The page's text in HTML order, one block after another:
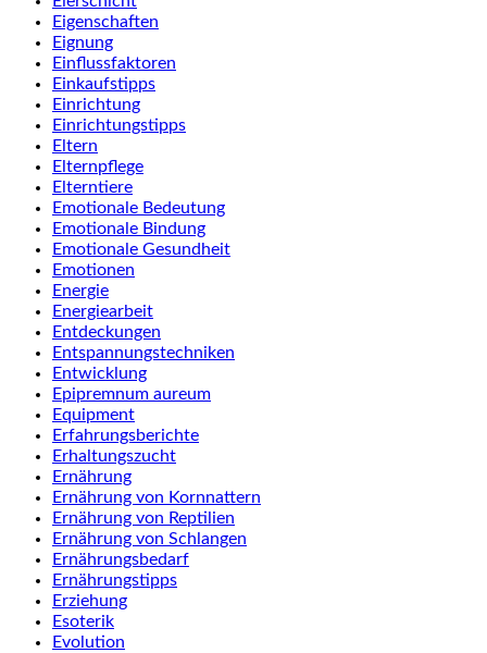
Eigenschaften
Eignung
Einflussfaktoren
Einkaufstipps
Einrichtung
Einrichtungstipps
Eltern
Elternpflege
Elterntiere
Emotionale Bedeutung
Emotionale Bindung
Emotionale Gesundheit
Emotionen
Energie
Energiearbeit
Entdeckungen
Entspannungstechniken
Entwicklung
Epipremnum aureum
Equipment
Erfahrungsberichte
Erhaltungszucht
Ernährung
Ernährung von Kornnattern
Ernährung von Reptilien
Ernährung von Schlangen
Ernährungsbedarf
Ernährungstipps
Erziehung
Esoterik
Evolution